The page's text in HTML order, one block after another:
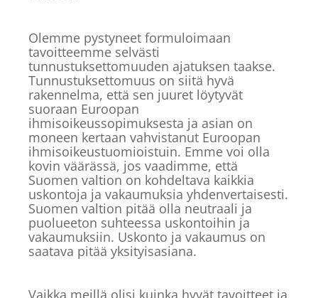
Olemme pystyneet formuloimaan
tavoitteemme selvästi
tunnustuksettomuuden ajatuksen taakse.
Tunnustuksettomuus on siitä hyvä
rakennelma, että sen juuret löytyvät
suoraan Euroopan
ihmisoikeussopimuksesta ja asian on
moneen kertaan vahvistanut Euroopan
ihmisoikeustuomioistuin. Emme voi olla
kovin väärässä, jos vaadimme, että
Suomen valtion on kohdeltava kaikkia
uskontoja ja vakaumuksia yhdenvertaisesti.
Suomen valtion pitää olla neutraali ja
puolueeton suhteessa uskontoihin ja
vakaumuksiin. Uskonto ja vakaumus on
saatava pitää yksityisasiana.
Vaikka meillä olisi kuinka hyvät tavoitteet ja